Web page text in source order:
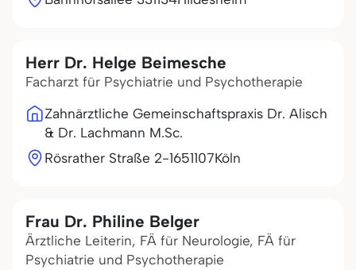
Herr Dr. Helge Beimesche
Facharzt für Psychiatrie und Psychotherapie
Zahnärztliche Gemeinschaftspraxis Dr. Alisch
& Dr. Lachmann M.Sc.
Rösrather Straße 2-1651107Köln
Frau Dr. Philine Belger
Ärztliche Leiterin, FÄ für Neurologie, FÄ für
Psychiatrie und Psychotherapie